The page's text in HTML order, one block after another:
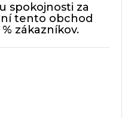
spokojnosti za
tento obchod
zákazníkov.
z 5 hviezdičiek.